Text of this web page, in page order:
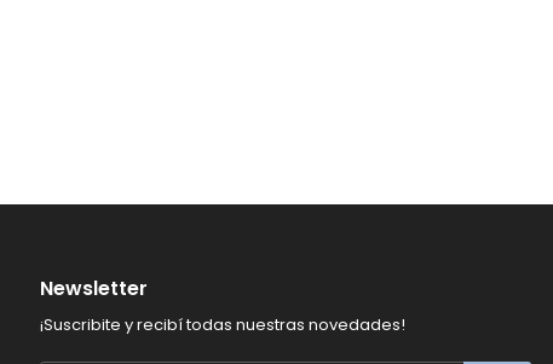
Newsletter
¡Suscribite y recibí todas nuestras novedades!